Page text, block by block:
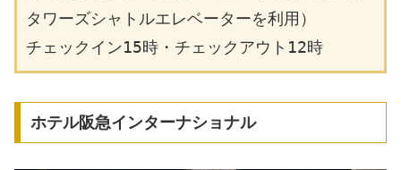
タワーズシャトルエレベーターを利用）
チェックイン15時・チェックアウト12時
ホテル阪急インターナショナル